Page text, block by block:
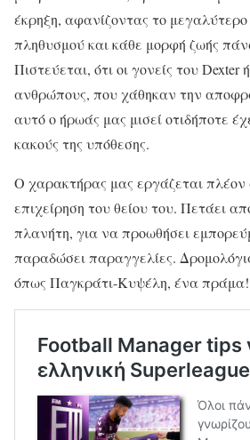
έκρηξη, αφανίζοντας το
πληθυσμού και κάθε μορφή ζωής
Πιστεύεται, ότι οι γονείς του
ανθρώπους, που χάθηκαν την
αυτό ο ήρωάς μας μισεί οτιδήποτε
κακούς της υπόθεσης.
Ο χαρακτήρας μας εργάζεται
επιχείρηση του θείου του. Πετάει
πλανήτη, για να προωθήσει
παραδώσει παραγγελίες.
όπως Παγκράτι-Κυψέλη, ένα πράμα!